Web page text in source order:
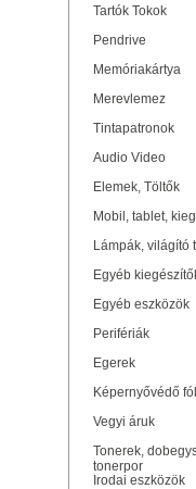
Tartók Tokok
Pendrive
Memóriakártya
Merevlemez
Tintapatronok
Audio Video
Elemek, Töltők
Mobil, tablet,
Lámpák, világító
Egyéb
Egyéb eszközök
Perifériák
Egerek
Képernyővédő
Vegyi áruk
Tonerek,
tonerpor
Irodai eszközök